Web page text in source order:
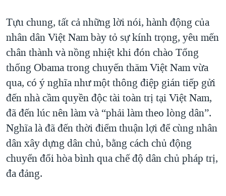
Tựu chung, tất cả những lời nói, hành động của
nhân dân Việt Nam bày tỏ sự kính trọng, yêu mến
chân thành và nồng nhiệt khi đón chào Tổng
thống Obama trong chuyến thăm Việt Nam vừa
qua, có ý nghĩa như một thông điệp gián tiếp gửi
đến nhà cầm quyền độc tài toàn trị tại Việt Nam,
đã đến lúc nên làm và “phải làm theo lòng dân”.
Nghĩa là đã đến thời điểm thuận lợi để cùng nhân
dân xây dựng dân chủ, bằng cách chủ động
chuyển đổi hòa bình qua chế độ dân chủ pháp trị,
đa đảng.